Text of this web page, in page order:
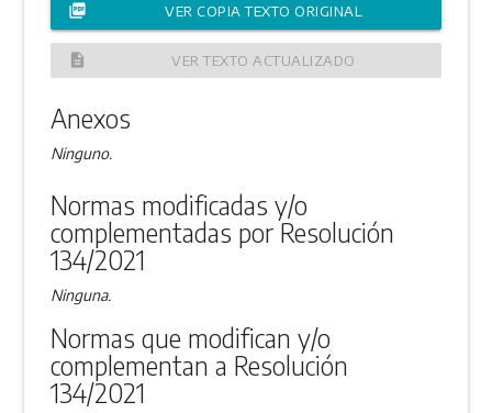
picture_as_pdf VER COPIA TEXTO ORIGINAL
description VER TEXTO ACTUALIZADO
Anexos
Ninguno.
Normas modificadas y/o
complementadas por Resolución
134/2021
Ninguna.
Normas que modifican y/o
complementan a Resolución
134/2021